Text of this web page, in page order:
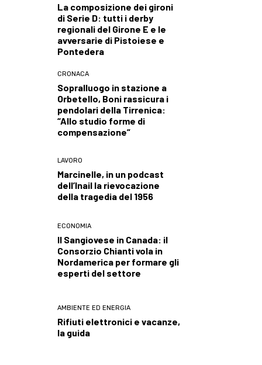
La composizione dei gironi
di Serie D: tutti i derby
regionali del Girone E e le
avversarie di Pistoiese e
Pontedera
CRONACA
Sopralluogo in stazione a
Orbetello, Boni rassicura i
pendolari della Tirrenica:
“Allo studio forme di
compensazione”
LAVORO
Marcinelle, in un podcast
dell’Inail la rievocazione
della tragedia del 1956
ECONOMIA
Il Sangiovese in Canada: il
Consorzio Chianti vola in
Nordamerica per formare gli
esperti del settore
AMBIENTE ED ENERGIA
Rifiuti elettronici e vacanze,
la guida